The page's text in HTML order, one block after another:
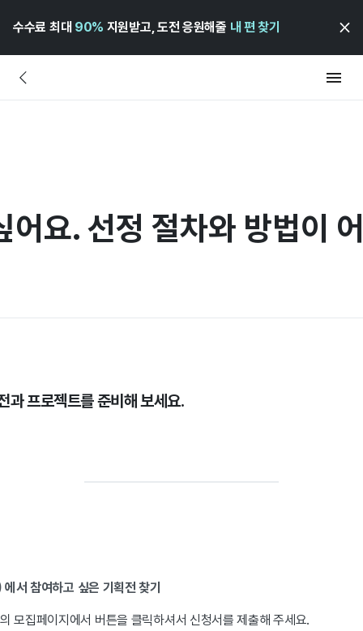
수수료 최대 90% 지원받고, 도전 응원해줄 내 편 찾기
어요. 선정 절차와 방법이
과 프로젝트를 준비해 보세요.
서 참여하고 싶은 기획전 찾기
모집페이지에서 버튼을 클릭하셔서 신청서를 제출해 주세요.